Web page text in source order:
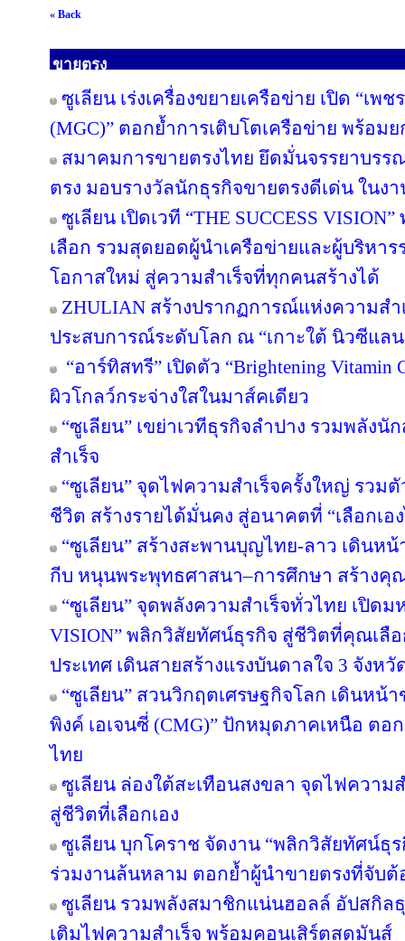
« Back
ขายตรง
ซูเลียน เร่งเครื่องขยายเครือข่าย เปิด “เพ
(MGC)” ตอกย้ำการเติบโตเครือข่าย พร้อ
สมาคมการขายตรงไทย ยึดมั่นจรรยาบรร
ตรง มอบรางวัลนักธุรกิจขายตรงดีเด่น ในงา
ซูเลียน เปิดเวที “THE SUCCESS
เลือก รวมสุดยอดผู้นำเครือข่ายและผู้บริหา
โอกาสใหม่ สู่ความสำเร็จที่ทุกคนสร้างได้
ZHULIAN สร้างปรากฏการณ์แห่งความสำ
ประสบการณ์ระดับโลก ณ “เกาะใต้ นิวซีแล
“อาร์ทิสทรี” เปิดตัว “Brightening Vitamin
ผิวโกลว์กระจ่างใสในมาส์คเดียว
“ซูเลียน” เขย่าเวทีธุรกิจลำปาง รวมพลัง
สำเร็จ
“ซูเลียน” จุดไฟความสำเร็จครั้งใหญ่ รว
ชีวิต สร้างรายได้มั่นคง สู่อนาคตที่ “เลือกเอ
“ซูเลียน” สร้างสะพานบุญไทย-ลาว เดินห
กีบ หนุนพระพุทธศาสนา–การศึกษา สร้างคุ
“ซูเลียน” จุดพลังความสำเร็จทั่วไทย เปิดม
VISION” พลิกวิสัยทัศน์ธุรกิจ สู่ชีวิตที่คุณเลื
ประเทศ เดินสายสร้างแรงบันดาลใจ 3 จังห
“ซูเลียน” สวนวิกฤตเศรษฐกิจโลก เดินหน้
พิงค์ เอเจนซี่ (CMG)” ปักหมุดภาคเหนือ ตอ
ไทย
ซูเลียน ล่องใต้สะเทือนสงขลา จุดไฟความ
สู่ชีวิตที่เลือกเอง
ซูเลียน บุกโคราช จัดงาน “พลิกวิสัยทัศน์ธุ
ร่วมงานล้นหลาม ตอกย้ำผู้นำขายตรงที่จับต้
ซูเลียน รวมพลังสมาชิกแน่นฮอลล์ อัปสกิ
เติมไฟความสำเร็จ พร้อมคอนเสิร์ตสุดมันส์